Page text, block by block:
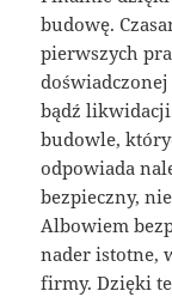
budowę.
pierwszych
bądź likwidacji
budowle,
odpowiada
bezpieczny,
Albowiem
nader istotne,
firmy. Dzięki